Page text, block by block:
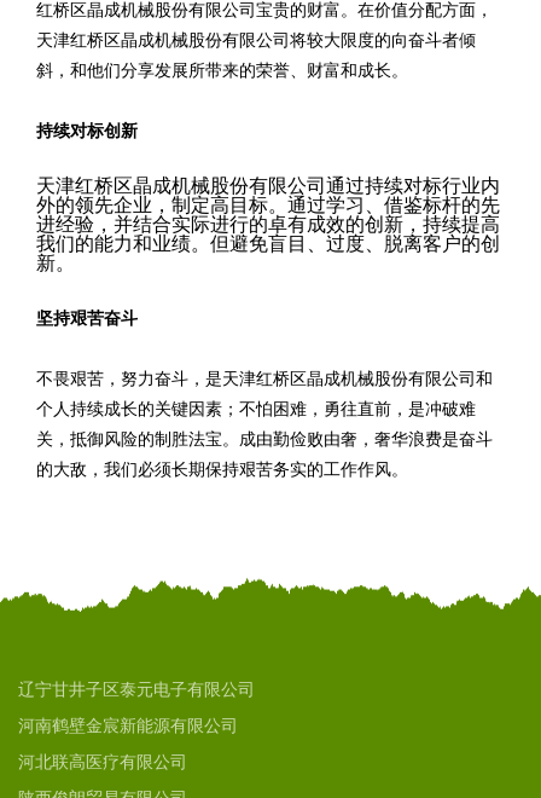
红桥区晶成机械股份有限公司宝贵的财富。在价值分配方面，
天津红桥区晶成机械股份有限公司将较大限度的向奋斗者倾
斜，和他们分享发展所带来的荣誉、财富和成长。
持续对标创新
天津红桥区晶成机械股份有限公司通过持续对标行业内
外的领先企业，制定高目标。通过学习、借鉴标杆的先
进经验，并结合实际进行的卓有成效的创新，持续提高
我们的能力和业绩。但避免盲目、过度、脱离客户的创
新。
坚持艰苦奋斗
不畏艰苦，努力奋斗，是天津红桥区晶成机械股份有限公司和
个人持续成长的关键因素；不怕困难，勇往直前，是冲破难
关，抵御风险的制胜法宝。成由勤俭败由奢，奢华浪费是奋斗
的大敌，我们必须长期保持艰苦务实的工作作风。
辽宁甘井子区泰元电子有限公司
河南鹤壁金宸新能源有限公司
河北联高医疗有限公司